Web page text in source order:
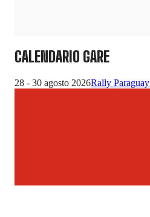
CALENDARIO GARE
28 - 30 agosto 2026Rally Paraguay